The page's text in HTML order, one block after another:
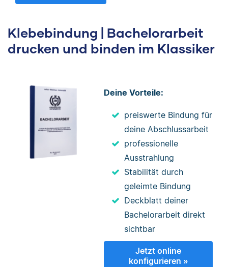
Klebebindung | Bachelorarbeit
drucken und binden im Klassiker
Deine Vorteile:
preiswerte Bindung für
deine Abschlussarbeit
professionelle
Ausstrahlung
Stabilität durch
geleimte Bindung
Deckblatt deiner
Bachelorarbeit direkt
sichtbar
Jetzt online
konfigurieren »